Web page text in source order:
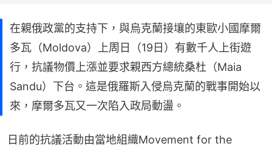
在親俄政黨的支持下，與烏克蘭接壤的東歐小國摩爾
多瓦（Moldova）上周日（19日）有數千人上街遊
行，抗議物價上漲並要求親西方總統桑杜（Maia
Sandu）下台。這是俄羅斯入侵烏克蘭的戰事開始以
來，摩爾多瓦又一次陷入政局動盪。
日前的抗議活動由當地組織Movement for the